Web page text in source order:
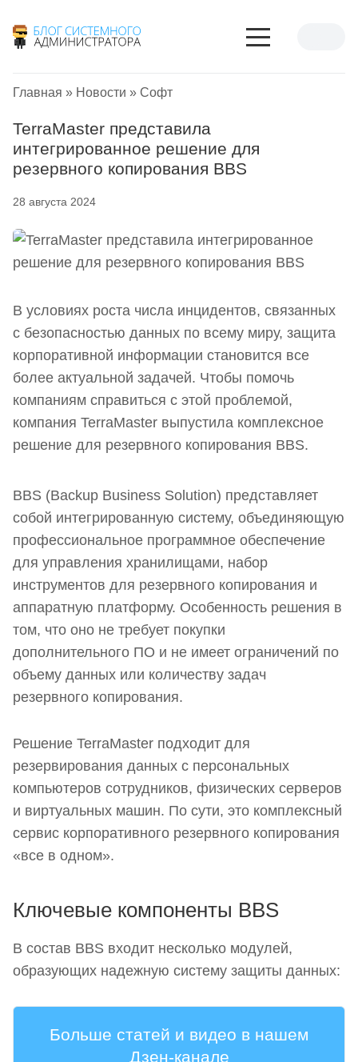
Главная » Новости » Софт
TerraMaster представила
интегрированное решение для
резервного копирования BBS
28 августа 2024
В условиях роста числа инцидентов, связанных
с безопасностью данных по всему миру, защита
корпоративной информации становится все
более актуальной задачей. Чтобы помочь
компаниям справиться с этой проблемой,
компания TerraMaster выпустила комплексное
решение для резервного копирования BBS.
BBS (Backup Business Solution) представляет
собой интегрированную систему, объединяющую
профессиональное программное обеспечение
для управления хранилищами, набор
инструментов для резервного копирования и
аппаратную платформу. Особенность решения в
том, что оно не требует покупки
дополнительного ПО и не имеет ограничений по
объему данных или количеству задач
резервного копирования.
Решение TerraMaster подходит для
резервирования данных с персональных
компьютеров сотрудников, физических серверов
и виртуальных машин. По сути, это комплексный
сервис корпоративного резервного копирования
«все в одном».
Ключевые компоненты BBS
В состав BBS входит несколько модулей,
образующих надежную систему защиты данных:
Больше статей и видео в нашем
Дзен-канале